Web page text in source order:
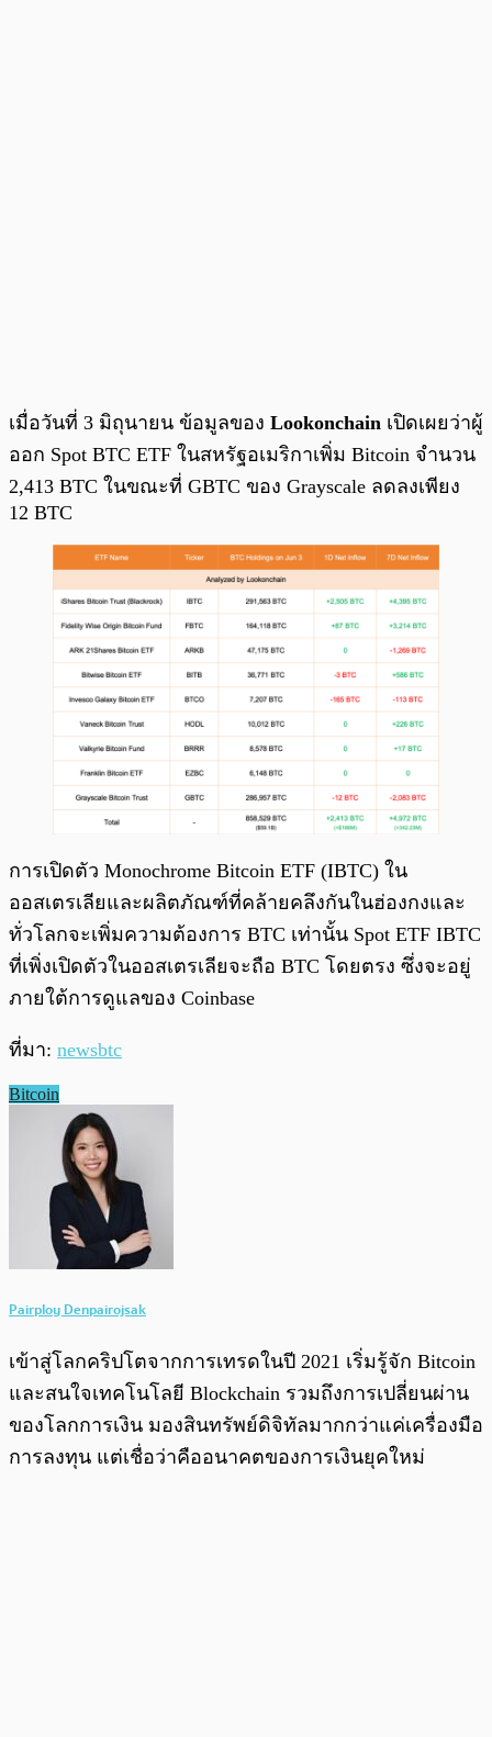
เมื่อวันที่ 3 มิถุนายน ข้อมูลของ Lookonchain เปิดเผยว่าผู้
ออก Spot BTC ETF ในสหรัฐอเมริกาเพิ่ม Bitcoin จำนวน
2,413 BTC ในขณะที่ GBTC ของ Grayscale ลดลงเพียง
12 BTC
การเปิดตัว Monochrome Bitcoin ETF (IBTC) ใน
ออสเตรเลียและผลิตภัณฑ์ที่คล้ายคลึงกันในฮ่องกงและ
ทั่วโลกจะเพิ่มความต้องการ BTC เท่านั้น Spot ETF IBTC
ที่เพิ่งเปิดตัวในออสเตรเลียจะถือ BTC โดยตรง ซึ่งจะอยู่
ภายใต้การดูแลของ Coinbase
ที่มา: newsbtc
​Bitcoin
Pairploy Denpairojsak
เข้าสู่โลกคริปโตจากการเทรดในปี 2021 เริ่มรู้จัก Bitcoin
และสนใจเทคโนโลยี Blockchain รวมถึงการเปลี่ยนผ่าน
ของโลกการเงิน มองสินทรัพย์ดิจิทัลมากกว่าแค่เครื่องมือ
การลงทุน แต่เชื่อว่าคืออนาคตของการเงินยุคใหม่